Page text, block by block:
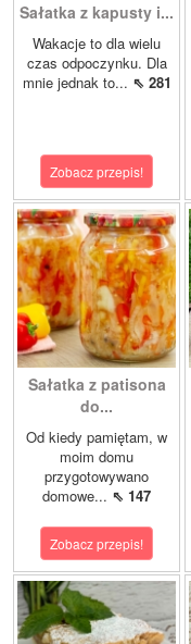
Sałatka z kapusty i...
Wakacje to dla wielu
czas odpoczynku. Dla
mnie jednak to... ⇖ 281
Zobacz przepis!
Sałatka z patisona
do...
Od kiedy pamiętam, w
moim domu
przygotowywano
domowe... ⇖ 147
Zobacz przepis!